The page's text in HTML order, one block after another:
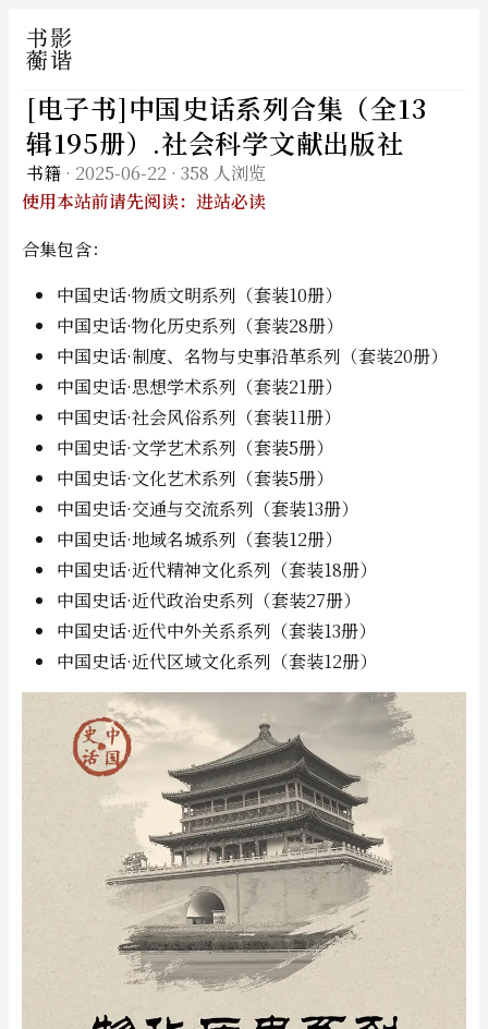
[电子书]中国史话系列合集（全13
辑195册）.社会科学文献出版社
书籍 · 2025-06-22 · 358 人浏览
使用本站前请先阅读：进站必读
合集包含：
中国史话·物质文明系列（套装10册）
中国史话·物化历史系列（套装28册）
中国史话·制度、名物与史事沿革系列（套装20册）
中国史话·思想学术系列（套装21册）
中国史话·社会风俗系列（套装11册）
中国史话·文学艺术系列（套装5册）
中国史话·文化艺术系列（套装5册）
中国史话·交通与交流系列（套装13册）
中国史话·地域名城系列（套装12册）
中国史话·近代精神文化系列（套装18册）
中国史话·近代政治史系列（套装27册）
中国史话·近代中外关系系列（套装13册）
中国史话·近代区域文化系列（套装12册）